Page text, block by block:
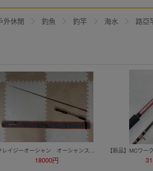
外休閒 釣魚 釣竿 海水 路亞
18000円